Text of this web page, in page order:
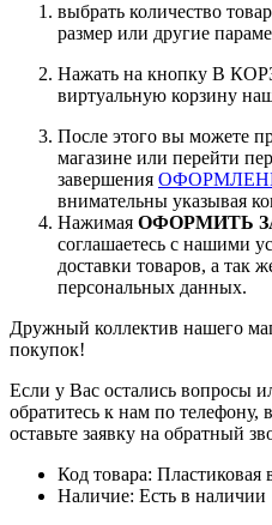
выбрать количество
размер или другие
Нажать на кнопку В
виртуальную корзину
После этого вы можете
магазине или перейти
завершения
внимательны указывая
Нажимая ОФОРМИТЬ
соглашаетесь с нашими
доставки товаров, а так
персональных данных.
Дружный коллектив нашего
покупок!
Если у Вас остались вопросы
обратитесь к нам по телефону,
оставьте заявку на обратный
Код товара: Пластиковая
Наличие: Есть в наличии